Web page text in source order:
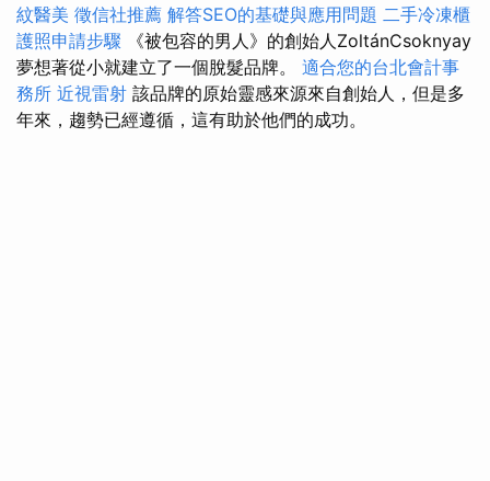
紋醫美 徵信社推薦 解答SEO的基礎與應用問題 二手冷凍櫃
護照申請步驟 《被包容的男人》的創始人ZoltánCsoknyay
夢想著從小就建立了一個脫髮品牌。 適合您的台北會計事
務所 近視雷射 該品牌的原始靈感來源來自創始人，但是多
年來，趨勢已經遵循，這有助於他們的成功。